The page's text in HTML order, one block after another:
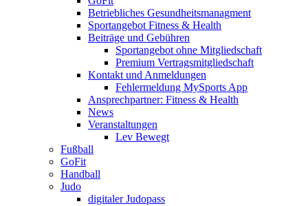
Betriebliches Gesundheitsmanagment
Sportangebot Fitness & Health
Beiträge und Gebühren
Sportangebot ohne Mitgliedschaft
Premium Vertragsmitgliedschaft
Kontakt und Anmeldungen
Fehlermeldung MySports App
Ansprechpartner: Fitness & Health
News
Veranstaltungen
Lev Bewegt
Fußball
GoFit
Handball
Judo
digitaler Judopass